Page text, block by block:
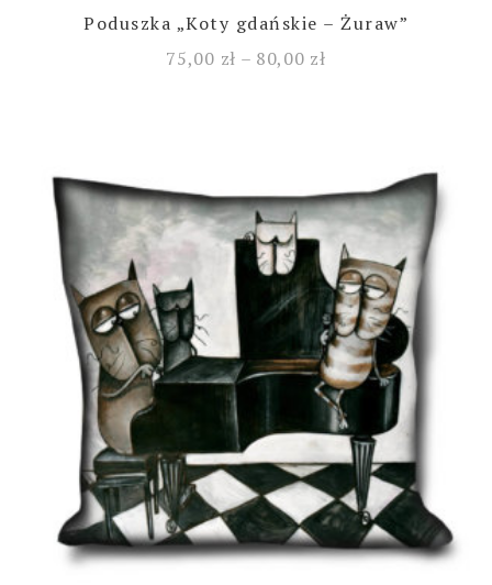
Poduszka „Koty gdańskie – Żuraw”
75,00 zł – 80,00 zł